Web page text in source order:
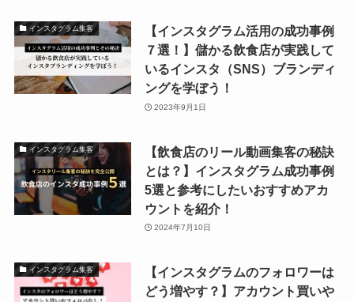
インスタグラム集客
【インスタグラム活用の成功事例
７選！】儲かる飲食店が実践して
いるインスタ（SNS）ブランディ
ングを学ぼう！
2023年9月1日
インスタグラム集客
【飲食店のリール動画集客の秘訣
とは？】インスタグラム成功事例
5選と参考にしたいおすすめアカ
ウントを紹介！
2024年7月10日
インスタグラム集客
【インスタグラムのフォロワーは
どう増やす？】アカウント買いや